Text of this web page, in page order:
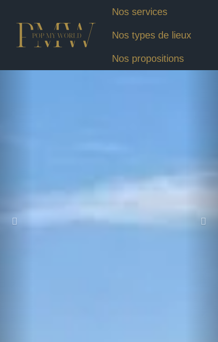
Nos services
Nos types de lieux
Nos propositions